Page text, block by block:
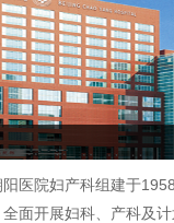
医院妇产科组建于
面开展妇科、产科及